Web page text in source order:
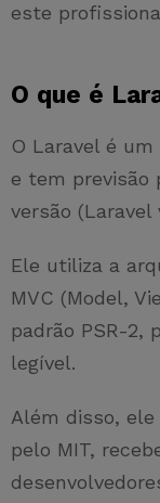
este
O que é
O Laravel é um
e tem previsão
versão (Laravel
Ele utiliza a
MVC (Model,
padrão PSR-2,
legível.
Além disso,
pelo MIT,